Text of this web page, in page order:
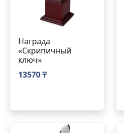
Награда
«Скрипичный
ключ»
13570 ₸